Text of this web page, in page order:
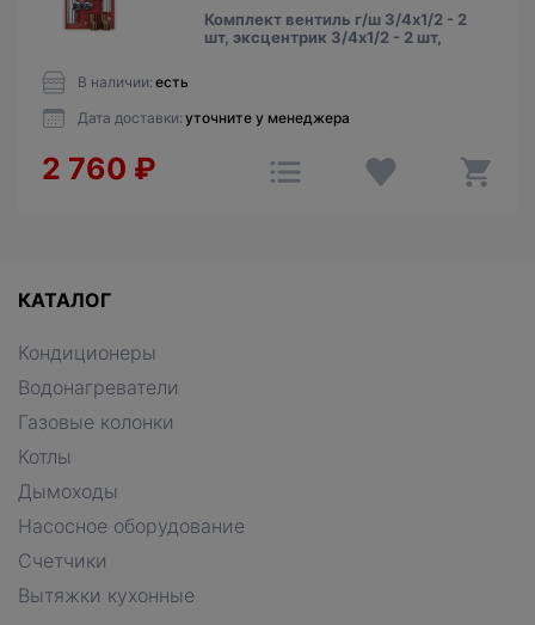
Комплект вентиль г/ш 3/4х1/2 - 2
шт, эксцентрик 3/4х1/2 - 2 шт,
В наличии: есть
Дата доставки: уточните у менеджера
2 760 ₽
КАТАЛОГ
Кондиционеры
Водонагреватели
Газовые колонки
Котлы
Дымоходы
Насосное оборудование
Счетчики
Вытяжки кухонные